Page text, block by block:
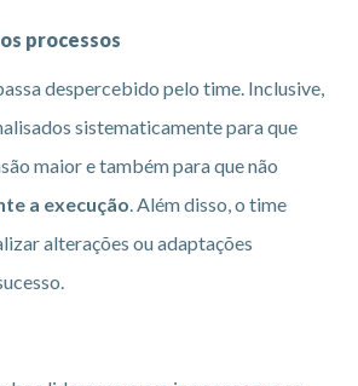
processos
despercebido pelo time. Inclusive,
sistematicamente para que
maior e também para que não
a execução. Além disso, o time
alterações ou adaptações